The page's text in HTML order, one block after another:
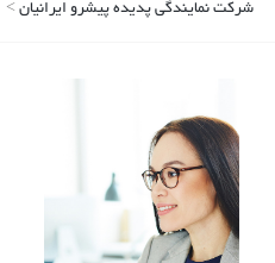
شرکت نمایندگی پدیده پیشرو ایرانیان >